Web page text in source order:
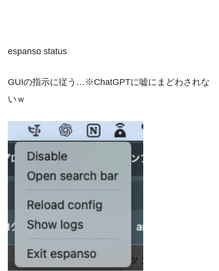
espanso status
GUIの指示に従う…※ChatGPTに嘘にまどわされな
いｗ